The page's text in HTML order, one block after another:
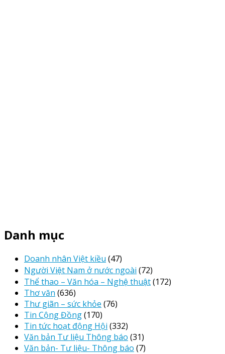
Danh mục
Doanh nhân Việt kiều (47)
Người Việt Nam ở nước ngoài (72)
Thể thao – Văn hóa – Nghệ thuật(172)
Thơ văn (636)
Thư giãn – sức khỏe (76)
Tin Cộng Đồng(170)
Tin tức hoạt động Hội (332)
Văn bản Tư liệu Thông báo (31)
Văn bản- Tư liệu- Thông báo (7)